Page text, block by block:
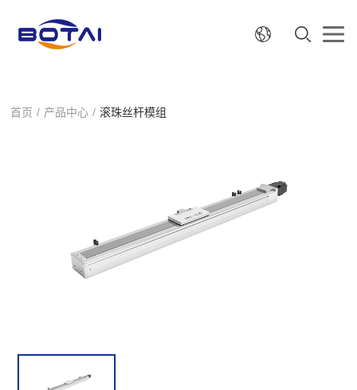
首页 / 产品中心 / 滚珠丝杆模组